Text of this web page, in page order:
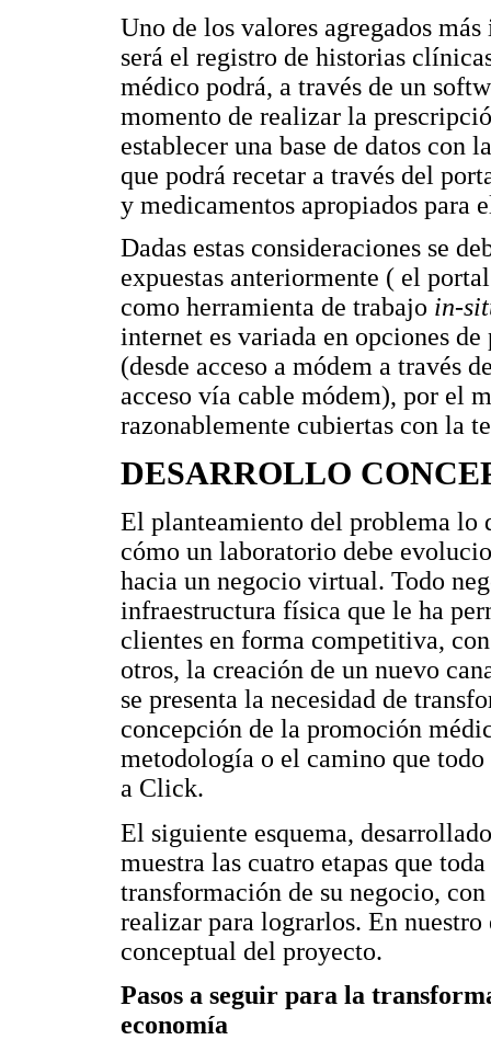
Uno de los valores agregados
será el registro de historias
médico podrá, a través de un
momento de realizar la
establecer una base de datos con
que podrá recetar a través del
y medicamentos apropiados para
Dadas estas consideraciones se
expuestas anteriormente ( el
como herramienta de trabajo in-
internet es variada en opciones
(desde acceso a módem a través
acceso vía cable módem), por el
razonablemente cubiertas con la
DESARROLLO
El planteamiento del problema lo
cómo un laboratorio debe
hacia un negocio virtual. Todo
infraestructura física que le ha
clientes en forma competitiva,
otros, la creación de un nuevo
se presenta la necesidad de
concepción de la promoción
metodología o el camino que
a Click.
El siguiente esquema,
muestra las cuatro etapas que
transformación de su negocio,
realizar para lograrlos. En nuestro
conceptual del proyecto.
Pasos a seguir para la
economía